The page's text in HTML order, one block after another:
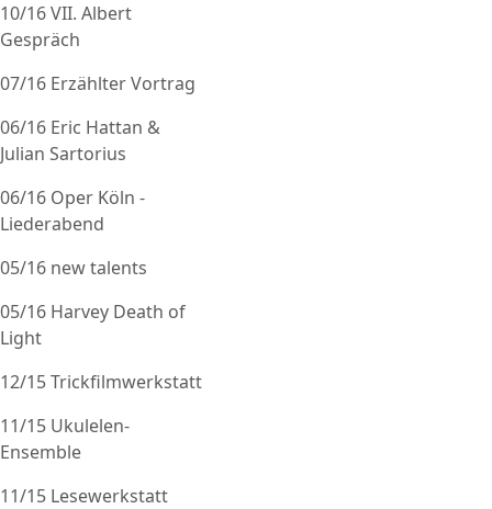
10/16 VII. Albert
Gespräch
07/16 Erzählter Vortrag
06/16 Eric Hattan &
Julian Sartorius
06/16 Oper Köln -
Liederabend
05/16 new talents
05/16 Harvey Death of
Light
12/15 Trickfilmwerkstatt
11/15 Ukulelen-
Ensemble
11/15 Lesewerkstatt